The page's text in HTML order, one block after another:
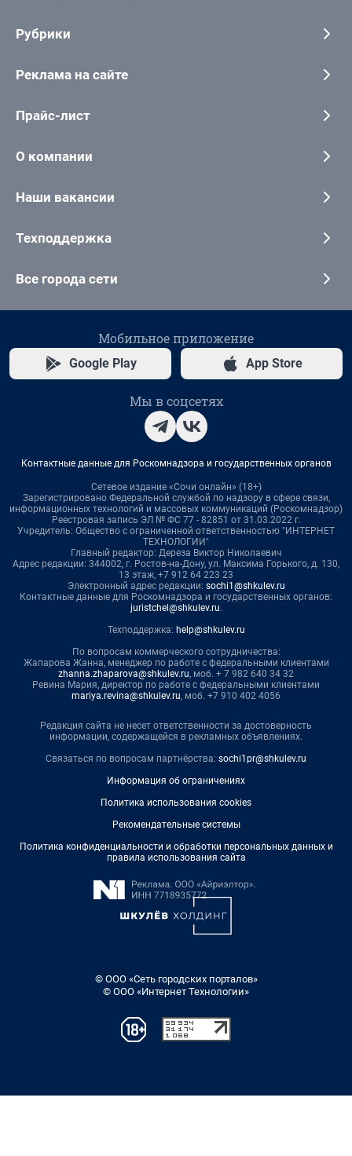
Рубрики
Реклама на сайте
Прайс-лист
О компании
Наши вакансии
Техподдержка
Все города сети
Мобильное приложение
Google Play App Store
Мы в соцсетях
Контактные данные для Роскомнадзора и государственных органов
Сетевое издание «Сочи онлайн» (18+)
Зарегистрировано Федеральной службой по надзору в сфере связи,
информационных технологий и массовых коммуникаций (Роскомнадзор)
Реестровая запись ЭЛ № ФС 77 - 82851 от 31.03.2022 г.
Учредитель: Общество с ограниченной ответственностью "ИНТЕРНЕТ
ТЕХНОЛОГИИ"
Главный редактор: Дереза Виктор Николаевич
Адрес редакции: 344002, г. Ростов-на-Дону, ул. Максима Горького, д. 130,
13 этаж, +7 912 64 223 23
Электронный адрес редакции: sochi1@shkulev.ru
Контактные данные для Роскомнадзора и государственных органов:
juristchel@shkulev.ru.
Техподдержка: help@shkulev.ru
По вопросам коммерческого сотрудничества:
Жапарова Жанна, менеджер по работе с федеральными клиентами
zhanna.zhaparova@shkulev.ru, моб. + 7 982 640 34 32
Ревина Мария, директор по работе с федеральными клиентами
mariya.revina@shkulev.ru, моб. +7 910 402 4056
Редакция сайта не несет ответственности за достоверность
информации, содержащейся в рекламных объявлениях.
Связаться по вопросам партнёрства: sochi1pr@shkulev.ru
Информация об ограничениях
Политика использования cookies
Рекомендательные системы
Политика конфиденциальности и обработки персональных данных и
правила использования сайта
© ООО «Сеть городских порталов»
© ООО «Интернет Технологии»